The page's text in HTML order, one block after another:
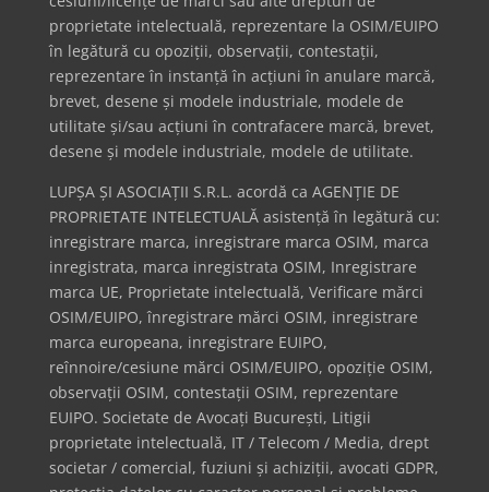
proprietate intelectuală, reprezentare la OSIM/EUIPO
în legătură cu opoziții, observații, contestații,
reprezentare în instanță în acțiuni în anulare marcă,
brevet, desene și modele industriale, modele de
utilitate și/sau acțiuni în contrafacere marcă, brevet,
desene și modele industriale, modele de utilitate.
LUPȘA ȘI ASOCIAȚII S.R.L. acordă ca AGENȚIE DE
PROPRIETATE INTELECTUALĂ asistență în legătură cu:
inregistrare marca, inregistrare marca OSIM, marca
inregistrata, marca inregistrata OSIM, Inregistrare
marca UE, Proprietate intelectuală, Verificare mărci
OSIM/EUIPO, înregistrare mărci OSIM, inregistrare
marca europeana, inregistrare EUIPO,
reînnoire/cesiune mărci OSIM/EUIPO, opoziție OSIM,
observații OSIM, contestații OSIM, reprezentare
EUIPO. Societate de Avocați București, Litigii
proprietate intelectuală, IT / Telecom / Media, drept
societar / comercial, fuziuni și achiziții, avocati GDPR,